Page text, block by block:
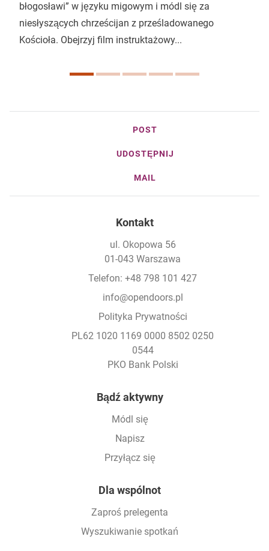
błogosławi” w języku migowym i módl się za
niesłyszących chrześcijan z prześladowanego
Kościoła. Obejrzyj film instruktażowy...
POST
UDOSTĘPNIJ
MAIL
Kontakt
ul. Okopowa 56
01-043 Warszawa
Telefon: +48 798 101 427
info@opendoors.pl
Polityka Prywatności
PL62 1020 1169 0000 8502 0250
0544
PKO Bank Polski
Bądź aktywny
Módl się
Napisz
Przyłącz się
Dla wspólnot
Zaproś prelegenta
Wyszukiwanie spotkań